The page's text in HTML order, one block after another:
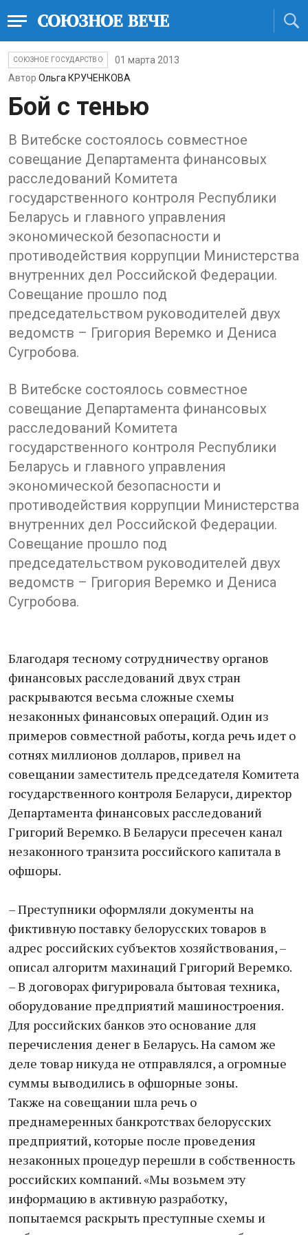
СОЮЗНОЕ ГОСУДАРСТВО
01 марта 2013
Автор Ольга КРУЧЕНКОВА
Бой с тенью
В Витебске состоялось совместное
совещание Департамента финансовых
расследований Комитета
государственного контроля Республики
Беларусь и главного управления
экономической безопасности и
противодействия коррупции Министерства
внутренних дел Российской Федерации.
Совещание прошло под
председательством руководителей двух
ведомств – Григория Веремко и Дениса
Сугробова.
В Витебске состоялось совместное
совещание Департамента финансовых
расследований Комитета
государственного контроля Республики
Беларусь и главного управления
экономической безопасности и
противодействия коррупции Министерства
внутренних дел Российской Федерации.
Совещание прошло под
председательством руководителей двух
ведомств – Григория Веремко и Дениса
Сугробова.
Благодаря тесному сотрудничеству органов
финансовых расследований двух стран
раскрываются весьма сложные схемы
незаконных финансовых операций. Один из
примеров совместной работы, когда речь идет о
сотнях миллионов долларов, привел на
совещании заместитель председателя Комитета
государственного контроля Беларуси, директор
Департамента финансовых расследований
Григорий Веремко. В Беларуси пресечен канал
незаконного транзита российского капитала в
офшоры.
– Преступники оформляли документы на
фиктивную поставку белорусских товаров в
адрес российских субъектов хозяйствования, –
описал алгоритм махинаций Григорий Веремко.
– В договорах фигурировала бытовая техника,
оборудование предприятий машиностроения.
Для российских банков это основание для
перечисления денег в Беларусь. На самом же
деле товар никуда не отправлялся, а огромные
суммы выводились в офшорные зоны.
Также на совещании шла речь о
преднамеренных банкротствах белорусских
предприятий, которые после проведения
незаконных процедур перешли в собственность
российских компаний. «Мы возьмем эту
информацию в активную разработку,
попытаемся раскрыть преступные схемы и